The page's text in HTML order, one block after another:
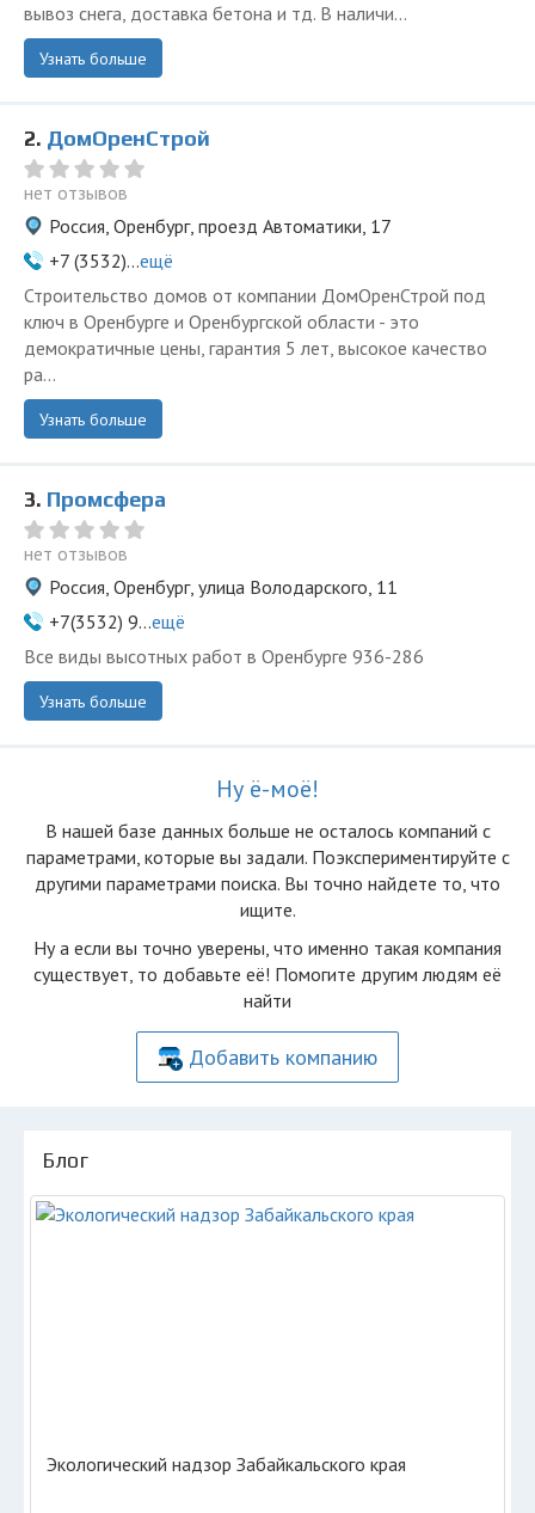
вывоз снега, доставка бетона и тд. В наличи...
Узнать больше
2. ДомОренСтрой
нет отзывов
Россия, Оренбург, проезд Автоматики, 17
+7 (3532)...ещё
Строительство домов от компании ДомОренСтрой под
ключ в Оренбурге и Оренбургской области - это
демократичные цены, гарантия 5 лет, высокое качество
ра...
Узнать больше
3. Промсфера
нет отзывов
Россия, Оренбург, улица Володарского, 11
+7(3532) 9...ещё
Все виды высотных работ в Оренбурге 936-286
Узнать больше
Ну ё-моё!
В нашей базе данных больше не осталоcь компаний с
параметрами, которые вы задали. Поэкспериментируйте с
другими параметрами поиска. Вы точно найдете то, что
ищите.
Ну а если вы точно уверены, что именно такая компания
существует, то добавьте её! Помогите другим людям её
найти
Добавить компанию
Блог
Экологический надзор Забайкальского края